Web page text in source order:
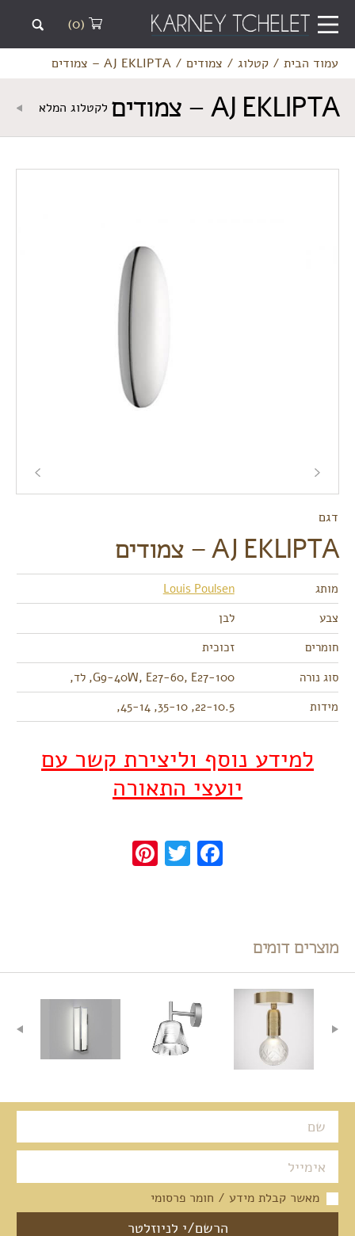
(0)
עמוד הבית/ קטלוג/ צמודים/ AJ EKLIPTA – צמודים
AJ EKLIPTA – צמודים לקטלוג המלא
דגם
AJ EKLIPTA – צמודים
מותג
Louis Poulsen
צבע
לבן
חומרים
זכוכית
סוג נורה
G9-40W, E27-60, E27-100, לד,
מידות
22-10.5, 35-10, 45-14,
למידע נוסף וליצירת קשר עם
יועצי התאורה
Facebook
Twitter
Pinterest
מוצרים דומים
מאשר קבלת מידע / חומר פרסומי